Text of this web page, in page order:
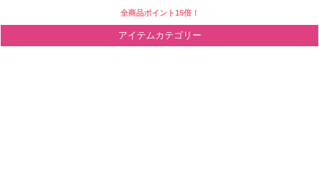
全商品ポイント15倍！
アイテムカテゴリー
ディズニープリンセス
ディズニキャラクター